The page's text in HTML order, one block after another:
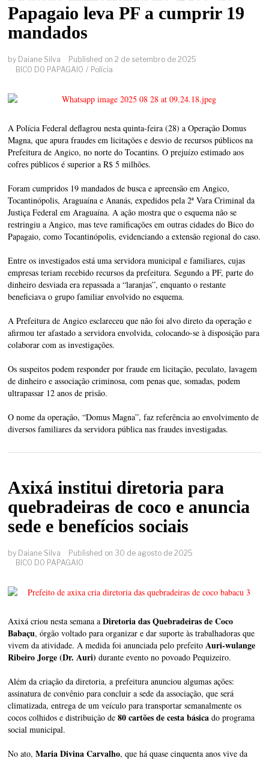
Papagaio leva PF a cumprir 19
mandados
by Daiane Silva Published on 2 de setembro de 2025
BICO DO PAPAGAIO / Polícia
A Polícia Federal deflagrou nesta quinta-feira (28) a Operação Domus
Magna, que apura fraudes em licitações e desvio de recursos públicos na
Prefeitura de Angico, no norte do Tocantins. O prejuízo estimado aos
cofres públicos é superior a R$ 5 milhões.
Foram cumpridos 19 mandados de busca e apreensão em Angico,
Tocantinópolis, Araguaína e Ananás, expedidos pela 2ª Vara Criminal da
Justiça Federal em Araguaína. A ação mostra que o esquema não se
restringiu a Angico, mas teve ramificações em outras cidades do Bico do
Papagaio, como Tocantinópolis, evidenciando a extensão regional do caso.
Entre os investigados está uma servidora municipal e familiares, cujas
empresas teriam recebido recursos da prefeitura. Segundo a PF, parte do
dinheiro desviada era repassada a “laranjas”, enquanto o restante
beneficiava o grupo familiar envolvido no esquema.
A Prefeitura de Angico esclareceu que não foi alvo direto da operação e
afirmou ter afastado a servidora envolvida, colocando-se à disposição para
colaborar com as investigações.
Os suspeitos podem responder por fraude em licitação, peculato, lavagem
de dinheiro e associação criminosa, com penas que, somadas, podem
ultrapassar 12 anos de prisão.
O nome da operação, “Domus Magna”, faz referência ao envolvimento de
diversos familiares da servidora pública nas fraudes investigadas.
Axixá institui diretoria para
quebradeiras de coco e anuncia
sede e benefícios sociais
by Daiane Silva Published on 30 de agosto de 2025
BICO DO PAPAGAIO
Axixá criou nesta semana aDiretoria das Quebradeiras de Coco
Babaçu, órgão voltado para organizar e dar suporte às trabalhadoras que
vivem da atividade. A medida foi anunciada pelo prefeitoAuri-wulange
Ribeiro Jorge (Dr. Auri) durante evento no povoado Pequizeiro.
Além da criação da diretoria, a prefeitura anunciou algumas ações:
assinatura de convênio para concluir a sede da associação, que será
climatizada, entrega de um veículo para transportar semanalmente os
cocos colhidos e distribuição de80 cartões de cesta básica do programa
social municipal.
No ato,Maria Divina Carvalho, que há quase cinquenta anos vive da